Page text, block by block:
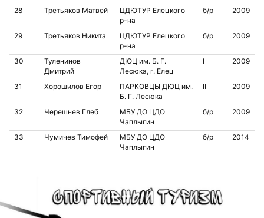
28 Третьяков Матвей
ЦДЮТУР Елецкого
р-на
б/р 2009
29 Третьяков Никита
ЦДЮТУР Елецкого
р-на
б/р 2009
30
Туленинов
Дмитрий
ДЮЦ им. Б. Г.
Лесюка, г. Елец
I 2009
31 Хорошилов Егор
ПАРКОВЦЫ ДЮЦ им.
Б. Г. Лесюка
II 2009
32 Черешнев Глеб
МБУ ДО ЦДО
Чаплыгин
б/р 2009
33 Чумичев Тимофей
МБУ ДО ЦДО
Чаплыгин
б/р 2014